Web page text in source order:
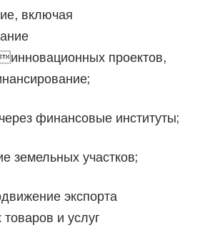
включая
проектов,
финансовые институты;
земельных участков;
экспорта
и услуг